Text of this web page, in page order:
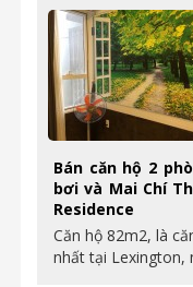
Bán căn hộ 2
bơi và Mai Chí
Residence
Căn hộ 82m2, là
nhất tại Lexington,